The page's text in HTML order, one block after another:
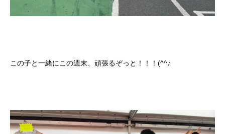
この子と一緒にこの週末、頑張るぞっと！！！(^^♪